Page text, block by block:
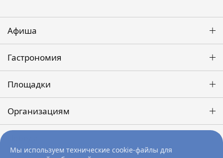
Мы используем технические cookie-файлы для
Афиша
Гастрономия
Площадки
Организациям